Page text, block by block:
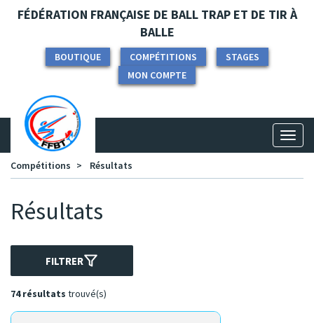
Panneau de gestion des cookies
FÉDÉRATION FRANÇAISE DE BALL TRAP ET DE TIR À
BALLE
BOUTIQUE COMPÉTITIONS
STAGES
MON COMPTE
Compétitions
Résultats
Résultats
FILTRER
74 résultats trouvé(s)